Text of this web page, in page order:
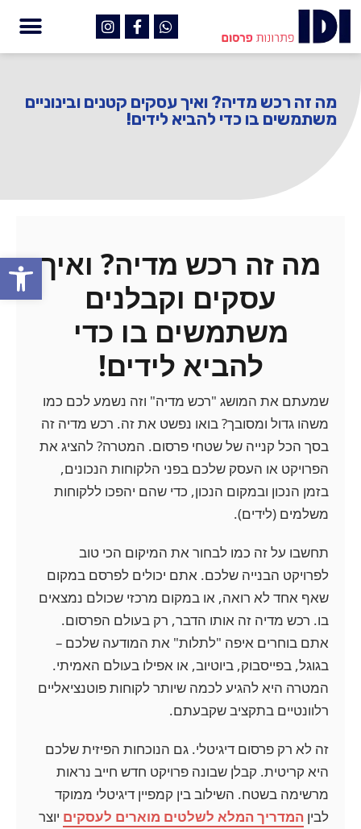
מה זה רכש מדיה? ואיך עסקים קטנים ובינוניים
משתמשים בו כדי להביא לידים!
מה זה רכש מדיה? ואיך
עסקים וקבלנים
משתמשים בו כדי
להביא לידים!
שמעתם את המושג "רכש מדיה" וזה נשמע לכם כמו
משהו גדול ומסובך? בואו נפשט את זה. רכש מדיה זה
בסך הכל קנייה של שטחי פרסום. המטרה? להציג את
הפרויקט או העסק שלכם בפני הלקוחות הנכונים,
בזמן הנכון ובמקום הנכון, כדי שהם יהפכו ללקוחות
משלמים (לידים).
תחשבו על זה כמו לבחור את המיקום הכי טוב
לפרויקט הבנייה שלכם. אתם יכולים לפרסם במקום
שאף אחד לא רואה, או במקום מרכזי שכולם נמצאים
בו. רכש מדיה זה אותו הדבר, רק בעולם הפרסום.
אתם בוחרים איפה "לתלות" את המודעה שלכם –
בגוגל, בפייסבוק, ביוטיוב, או אפילו בעולם האמיתי.
המטרה היא להגיע לכמה שיותר לקוחות פוטנציאליים
רלוונטיים בתקציב שקבעתם.
זה לא רק פרסום דיגיטלי. גם הנוכחות הפיזית שלכם
היא קריטית. קבלן שבונה פרויקט חדש חייב נראות
מרשימה בשטח. השילוב בין קמפיין דיגיטלי ממוקד
לבין המדריך המלא לשלטים מוארים לעסקים יוצר